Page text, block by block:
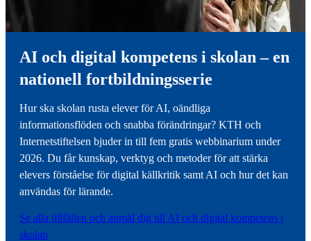
AI och digital kompetens i skolan – en
nationell fortbildningsserie
Hur ska skolan rusta elever för AI, oändliga
informationsflöden och snabba förändringar? KTH och
Internetstiftelsen bjuder in till fem gratis webbinarium under
2026. Du får kunskap, verktyg och metoder för att stärka
elevers förståelse för digital källkritik samt AI och hur det kan
användas för lärande.
Se alla tillfällen och anmäl dig till AI och digital kompetens i
skolan